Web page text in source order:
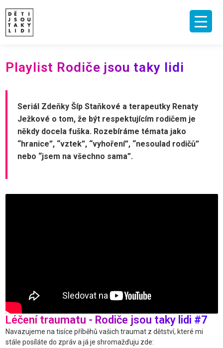
content
NAKLADATELSTVÍ
E-SHOP
VIDEA A ROZHOVORY
ARCHIV ČLÁNKŮ
Playlist Rodiče jsou taky lidi
Seriál Zdeňky Šíp Staňkové a terapeutky Renaty
Ježkové o tom, že být respektujícím rodičem je
někdy docela fuška. Rozebíráme témata jako
“hranice”, “vztek”, “vyhoření”, “nesoulad rodičů”
nebo “jsem na všechno sama”.
Léčení traumatu - Rodiče jsou taky lidi #7
Navazujeme na tisíce příběhů vašich traumat z dětství, které mi
stále posíláte do zpráv a já je shromažďuju zde: